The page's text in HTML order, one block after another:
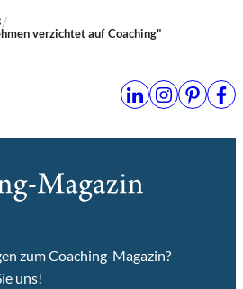
verzichtet auf Coaching"
zum Coaching-Magazin?
uns!